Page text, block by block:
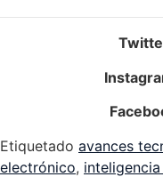
Etiquetado avances
electrónico,